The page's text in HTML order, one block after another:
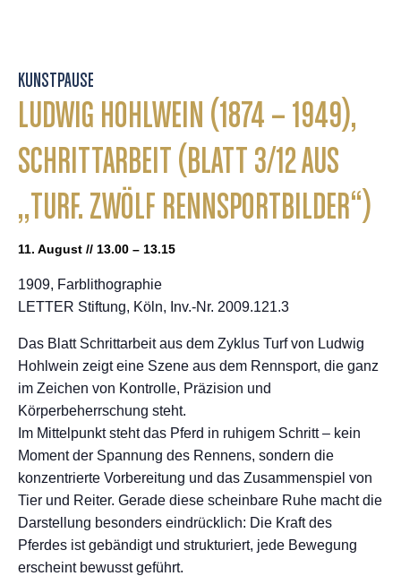
KUNSTPAUSE
LUDWIG HOHLWEIN (1874 – 1949),
SCHRITTARBEIT (BLATT 3/12 AUS
„TURF. ZWÖLF RENNSPORTBILDER“)
11. August // 13.00 – 13.15
1909, Farblithographie
LETTER Stiftung, Köln, Inv.-Nr. 2009.121.3
Das Blatt Schrittarbeit aus dem Zyklus Turf von Ludwig
Hohlwein zeigt eine Szene aus dem Rennsport, die ganz
im Zeichen von Kontrolle, Präzision und
Körperbeherrschung steht.
Im Mittelpunkt steht das Pferd in ruhigem Schritt – kein
Moment der Spannung des Rennens, sondern die
konzentrierte Vorbereitung und das Zusammenspiel von
Tier und Reiter. Gerade diese scheinbare Ruhe macht die
Darstellung besonders eindrücklich: Die Kraft des
Pferdes ist gebändigt und strukturiert, jede Bewegung
erscheint bewusst geführt.